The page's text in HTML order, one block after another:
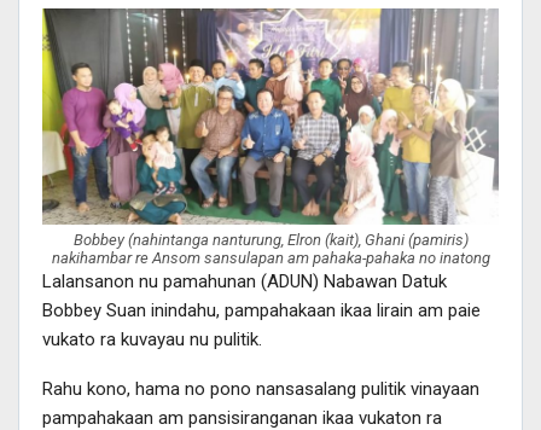
Bobbey (nahintanga nanturung, Elron (kait), Ghani (pamiris)
nakihambar re Ansom sansulapan am pahaka-pahaka no inatong
Lalansanon nu pamahunan (ADUN) Nabawan Datuk
Bobbey Suan inindahu, pampahakaan ikaa lirain am paie
vukato ra kuvayau nu pulitik.
Rahu kono, hama no pono nansasalang pulitik vinayaan
pampahakaan am pansisiranganan ikaa vukaton ra